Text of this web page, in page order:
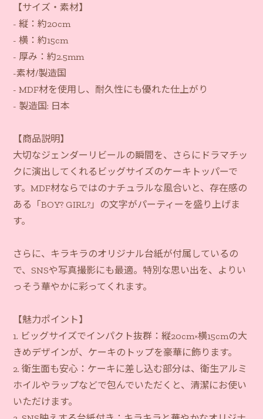
【サイズ・素材】
- 縦：約20cm
- 横：約15cm
- 厚み：約2.5mm
-素材/製造国
- MDF材を使用し、耐久性にも優れた仕上がり
- 製造国: 日本
【商品説明】
大切なジェンダーリビールの瞬間を、さらにドラマチッ
クに演出してくれるビッグサイズのケーキトッパーで
す。MDF材ならではのナチュラルな風合いと、存在感の
ある「BOY? GIRL?」の文字がパーティーを盛り上げま
す。
さらに、キラキラのオリジナル台紙が付属しているの
で、SNSや写真撮影にも最適。特別な思い出を、よりい
っそう華やかに彩ってくれます。
【魅力ポイント】
1. ビッグサイズでインパクト抜群：縦20cm×横15cmの大
きめデザインが、ケーキのトップを豪華に飾ります。
2. 衛生面も安心：ケーキに差し込む部分は、衛生アルミ
ホイルやラップなどで包んでいただくと、清潔にお使い
いただけます。